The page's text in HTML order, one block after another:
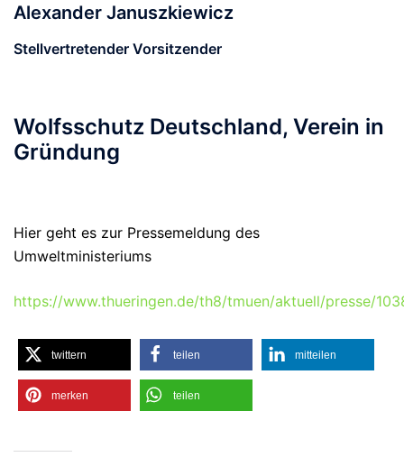
Alexander Januszkiewicz
Stellvertretender Vorsitzender
Wolfsschutz Deutschland, Verein in
Gründung
Hier geht es zur Pressemeldung des
Umweltministeriums
https://www.thueringen.de/th8/tmuen/aktuell/presse/
twittern teilen mitteilen
merken teilen